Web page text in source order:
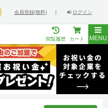
会員登録(無料) | ログイン
閲覧履歴 カート MENU